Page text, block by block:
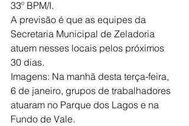
33º BPM/I.
A previsão é que as equipes da
Secretaria Municipal de Zeladoria
atuem nesses locais pelos próximos
30 dias.
Imagens: Na manhã desta terça-feira,
6 de janeiro, grupos de trabalhadores
atuaram no Parque dos Lagos e na
Fundo de Vale.